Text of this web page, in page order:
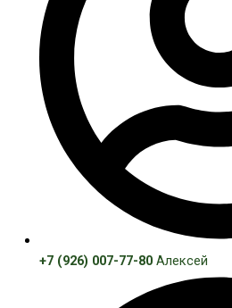
+7 (926) 007-77-80Алексей